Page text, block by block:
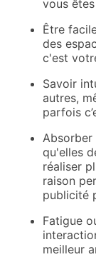
vous
Être
des
c'est
Savoir
autres,
parfois
qu'elles
réaliser
raison
publicité
Fatigue
meilleur